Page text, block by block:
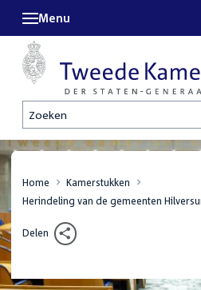
Zoeken
Menu
Home
Kamerstukken
Herindeling van de gemeenten
Delen